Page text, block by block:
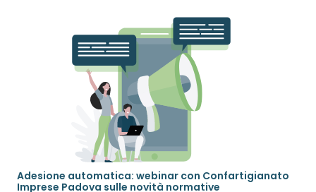
Adesione automatica: webinar con Confartigianato
Imprese Padova sulle novità normative